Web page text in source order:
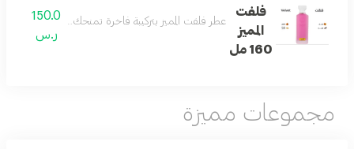
فلفت
المميز
160 مل
عطر فلفت المميز بتركيبة فاخرة تمنحك رائحة منعشة
150.0
ر.س
مجموعات مميزة